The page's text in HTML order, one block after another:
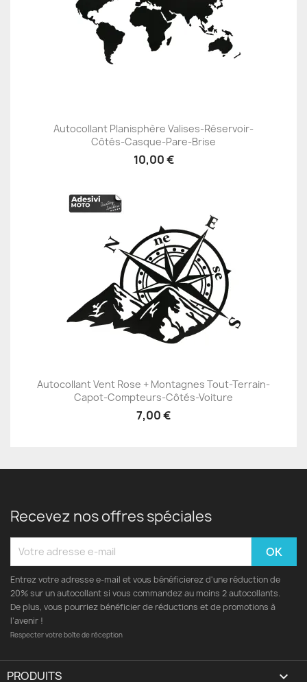
Autocollant Planisphère Valises-Réservoir-
Côtés-Casque-Pare-Brise
10,00 €
Autocollant Vent Rose + Montagnes Tout-Terrain-
Capot-Compteurs-Côtés-Voiture
7,00 €
Recevez nos offres spéciales
Entrez votre adresse e-mail et vous bénéficierez d'une réduction de
20% sur un autocollant si vous commandez au moins 2 autocollants.
De plus, vous pourriez bénéficier de réductions et de promotions à
l’avenir !
Respecter votre boîte de réception
PRODUITS 